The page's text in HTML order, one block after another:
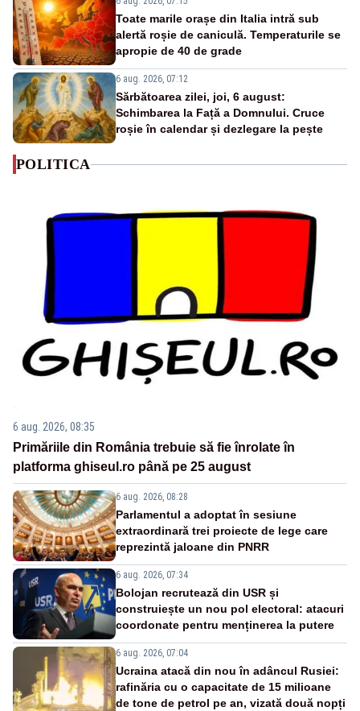
Toate marile orașe din Italia intră sub
alertă roșie de caniculă. Temperaturile se
apropie de 40 de grade
6 aug. 2026, 07:12
Sărbătoarea zilei, joi, 6 august:
Schimbarea la Față a Domnului. Cruce
roșie în calendar și dezlegare la pește
POLITICA
6 aug. 2026, 08:35
Primăriile din România trebuie să fie înrolate în
platforma ghiseul.ro până pe 25 august
6 aug. 2026, 08:28
Parlamentul a adoptat în sesiune
extraordinară trei proiecte de lege care
reprezintă jaloane din PNRR
6 aug. 2026, 07:34
Bolojan recrutează din USR și
construiește un nou pol electoral: atacuri
coordonate pentru menținerea la putere
6 aug. 2026, 07:04
Ucraina atacă din nou în adâncul Rusiei:
rafinăria cu o capacitate de 15 milioane
de tone de petrol pe an, vizată două nopți